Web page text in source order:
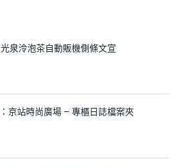
泉泠泡茶自動販機側條文宣
京站時尚廣場 – 專櫃日誌檔案夾